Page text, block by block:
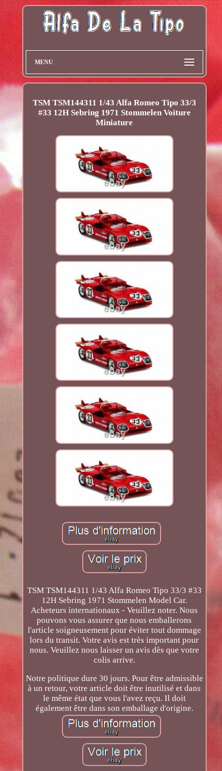
MENU
TSM TSM144311 1/43 Alfa Romeo Tipo 33/3
#33 12H Sebring 1971 Stommelen Voiture
Miniature
TSM TSM144311 1/43 Alfa Romeo Tipo 33/3 #33
12H Sebring 1971 Stommelen Model Car.
Acheteurs internationaux - Veuillez noter. Nous
pouvons vous assurer que nous emballerons
l'article soigneusement pour éviter tout dommage
lors du transit. Votre avis est très important pour
nous. Veuillez nous laisser un avis dès que votre
colis arrive.
Notre politique dure 30 jours. Pour être admissible
à un retour, votre article doit être inutilisé et dans
le même état que vous l'avez reçu. Il doit
également être dans son emballage d'origine.